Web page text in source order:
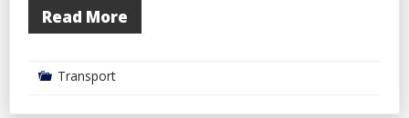
Read More
Transport